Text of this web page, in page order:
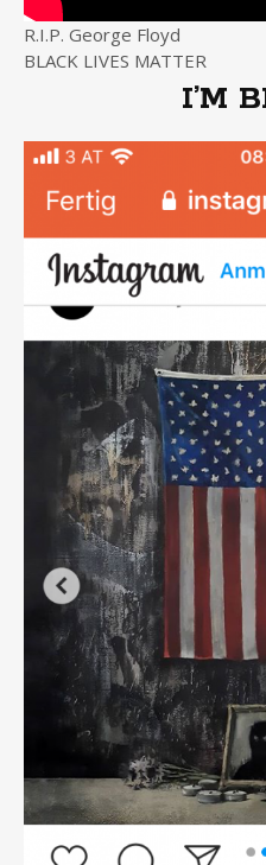
R.I.P. George Floyd
BLACK LIVES MATTER
I’M